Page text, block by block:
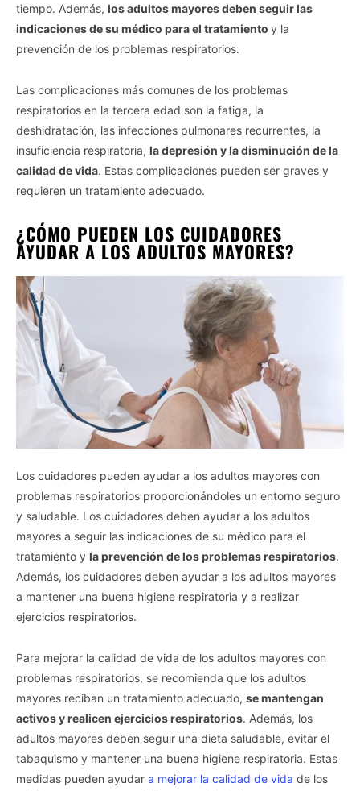
tiempo. Además, los adultos mayores deben seguir las
indicaciones de su médico para el tratamiento y la
prevención de los problemas respiratorios.
Las complicaciones más comunes de los problemas
respiratorios en la tercera edad son la fatiga, la
deshidratación, las infecciones pulmonares recurrentes, la
insuficiencia respiratoria, la depresión y la disminución de la
calidad de vida. Estas complicaciones pueden ser graves y
requieren un tratamiento adecuado.
¿CÓMO PUEDEN LOS CUIDADORES
AYUDAR A LOS ADULTOS MAYORES?
Los cuidadores pueden ayudar a los adultos mayores con
problemas respiratorios proporcionándoles un entorno seguro
y saludable. Los cuidadores deben ayudar a los adultos
mayores a seguir las indicaciones de su médico para el
tratamiento y la prevención de los problemas respiratorios.
Además, los cuidadores deben ayudar a los adultos mayores
a mantener una buena higiene respiratoria y a realizar
ejercicios respiratorios.
Para mejorar la calidad de vida de los adultos mayores con
problemas respiratorios, se recomienda que los adultos
mayores reciban un tratamiento adecuado, se mantengan
activos y realicen ejercicios respiratorios. Además, los
adultos mayores deben seguir una dieta saludable, evitar el
tabaquismo y mantener una buena higiene respiratoria. Estas
medidas pueden ayudar a mejorar la calidad de vida de los